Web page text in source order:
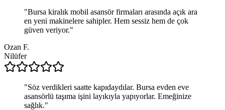
"Bursa kiralık mobil asansör firmaları arasında açık ara
en yeni makinelere sahipler. Hem sessiz hem de çok
güven veriyor."
Ozan F.
Nilüfer
"Söz verdikleri saatte kapıdaydılar. Bursa evden eve
asansörlü taşıma işini layıkıyla yapıyorlar. Emeğinize
sağlık."